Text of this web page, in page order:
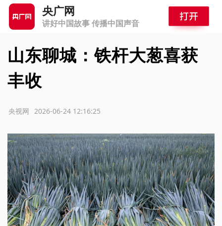
央广网
讲好中国故事 传播中国声音
山东聊城：铁杆大葱喜获
丰收
2026-06-24 12:16:25
央视网